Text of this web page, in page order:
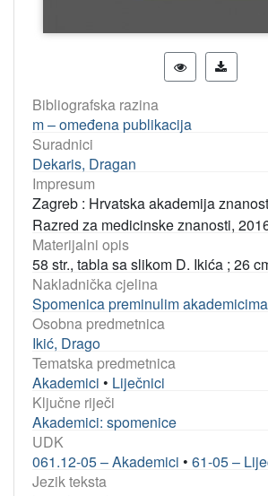
Bibliografska razina
m – omeđena publikacija
Suradnici
Dekaris, Dragan
Impresum
Zagreb : Hrvatska akademija
Razred za medicinske znanosti,
Materijalni opis
58 str., tabla sa slikom D. Ikića ; 26
Nakladnička cjelina
Spomenica preminulim
Osobna predmetnica
Ikić, Drago
Tematska predmetnica
Akademici • Liječnici
Ključne riječi
Akademici: spomenice
UDK
061.12-05 – Akademici • 61-05 –
Jezik teksta